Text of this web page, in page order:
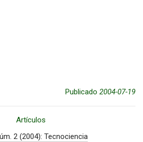
Publicado 2004-07-19
Artículos
2 (2004): Tecnociencia